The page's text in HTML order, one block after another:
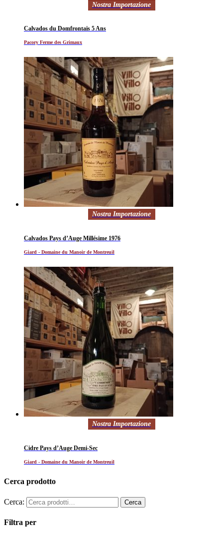
Nostra Importazione
Calvados du Domfrontais 5 Ans
Pacory Ferme des Grimaux
Nostra Importazione
Calvados Pays d’Auge Millésime 1976
Giard - Domaine du Manoir de Montreuil
Nostra Importazione
Cidre Pays d’Auge Demi-Sec
Giard - Domaine du Manoir de Montreuil
Cerca prodotto
Cerca:
Filtra per